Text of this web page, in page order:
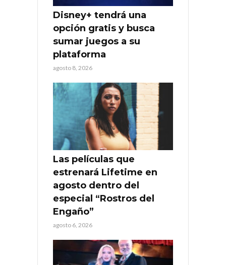
Disney+ tendrá una
opción gratis y busca
sumar juegos a su
plataforma
agosto 8, 2026
Las películas que
estrenará Lifetime en
agosto dentro del
especial “Rostros del
Engaño”
agosto 6, 2026